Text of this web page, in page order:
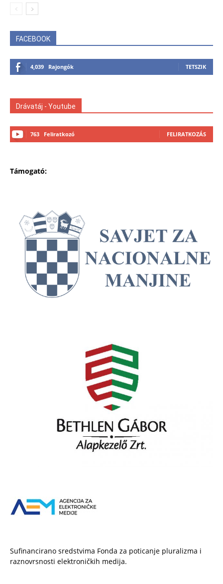
FACEBOOK
4,039 Rajongók TETSZIK
Drávatáj - Youtube
763 Feliratkozó FELIRATKOZÁS
Támogató:
Sufinancirano sredstvima Fonda za poticanje pluralizma i
raznovrsnosti elektroničkih medija.